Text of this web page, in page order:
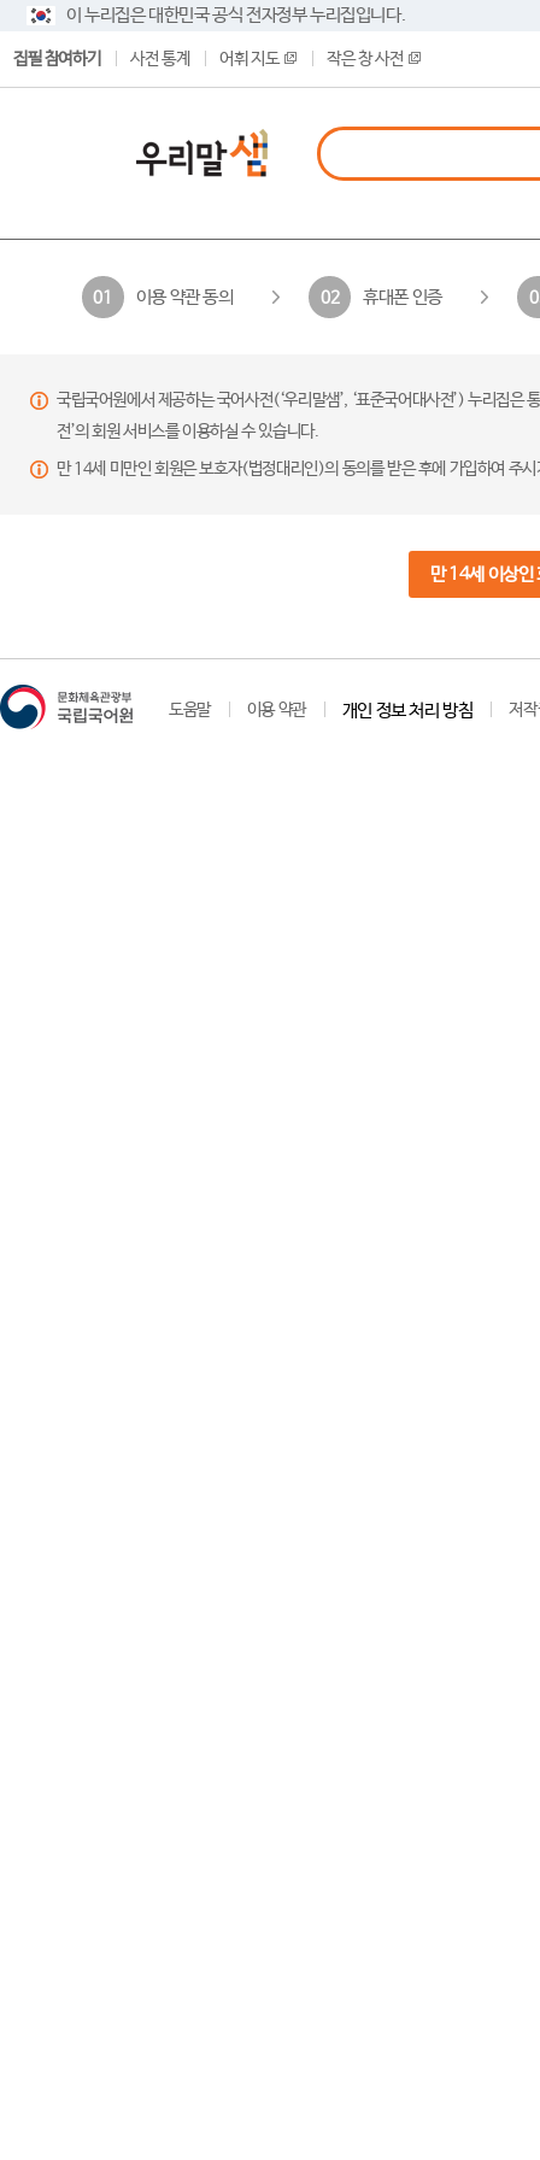
이 누리집은 대한민국 공식 전자정부 누리집입니다.
집필 참여하기 사전 통계 어휘 지도 작은 창 사전
01 이용 약관 동의 02 휴대폰 인증
국립국어원에서 제공하는 국어사전(‘우리말샘’, ‘표준국어대사전’) 누리집
전’의 회원 서비스를 이용하실 수 있습니다.
만 14세 미만인 회원은 보호자(법정대리인)의 동의를 받은 후에 가입하여 주
만 14세 이상인
도움말 이용 약관 개인 정보 처리 방침 저